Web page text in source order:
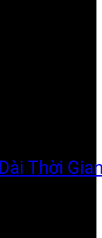
Thời